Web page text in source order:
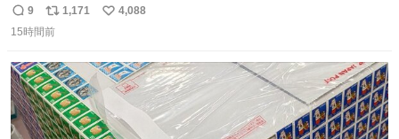
日の阪神大空襲の折に残念ながら焼失した、 #ゴッホ の幻
の「 #ヒマワリ 」。 当館は、東京都にある武者小路実篤記
り陶板で原寸大に再現し、2014年より展示しています。 #
大塚国際美術館
返
信
9
リ
ポ
ト
数
1,171
い
数
4,088
15時間前